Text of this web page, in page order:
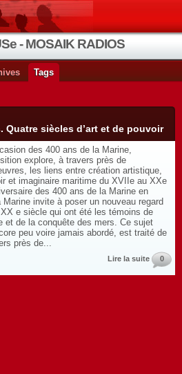
- MOSAIK RADIOS
Tags
Quatre siècles d’art et de pouvoir
des 400 ans de la Marine,
explore, à travers près de
les liens entre création artistique,
et imaginaire maritime du XVIIe au XXe
des 400 ans de la Marine en
invite à poser un nouveau regard
e siècle qui ont été les témoins de
et de la conquête des mers. Ce sujet
peu voire jamais abordé, est traité de
près de...
Lire la suite 0